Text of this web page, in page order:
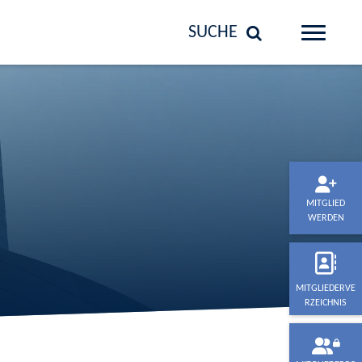
SUCHE
MITGLIED
WERDEN
MITGLIEDERVE
RZEICHNIS